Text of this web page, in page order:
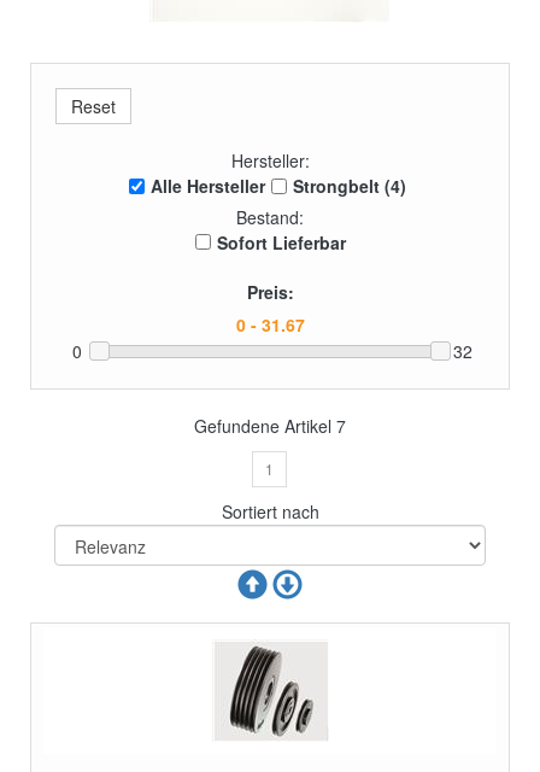
Hersteller:
Alle Hersteller
Strongbelt (4)
Bestand:
Sofort Lieferbar
Preis:
0 32
Gefundene Artikel 7
1
Sortiert nach